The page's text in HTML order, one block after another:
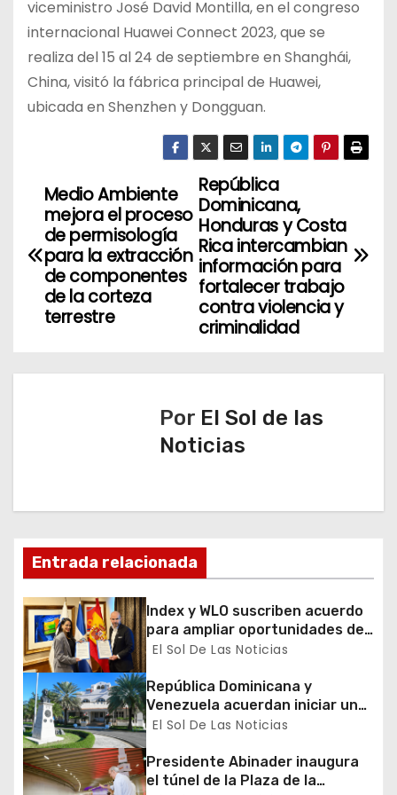
viceministro José David Montilla, en el congreso
internacional Huawei Connect 2023, que se
realiza del 15 al 24 de septiembre en Shanghái,
China, visitó la fábrica principal de Huawei,
ubicada en Shenzhen y Dongguan.
N
v
a
d
e
e
n
t
r
República
Dominicana,
Honduras y Costa
Rica intercambian
información para
fortalecer trabajo
contra violencia y
criminalidad
Medio Ambiente
mejora el proceso
de permisología
para la extracción
de componentes
de la corteza
terrestre
Por El Sol de las
Noticias
Entrada relacionada
Index y WLO suscriben acuerdo
para ampliar oportunidades de
formación de dominicanos en el
El Sol De Las Noticias
República Dominicana y
Venezuela acuerdan iniciar un
proceso de normalización
diplomáticas y consulares
El Sol De Las Noticias
Presidente Abinader inaugura
el túnel de la Plaza de la